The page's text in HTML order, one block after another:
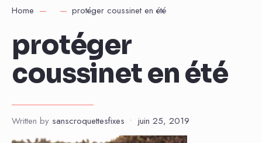
Home protéger coussinet en été
protéger
coussinet en été
Written by sanscroquettesfixes • juin 25, 2019